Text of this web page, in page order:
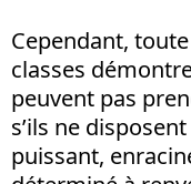
Cependant,
classes
peuvent pas
s’ils ne
puissant,